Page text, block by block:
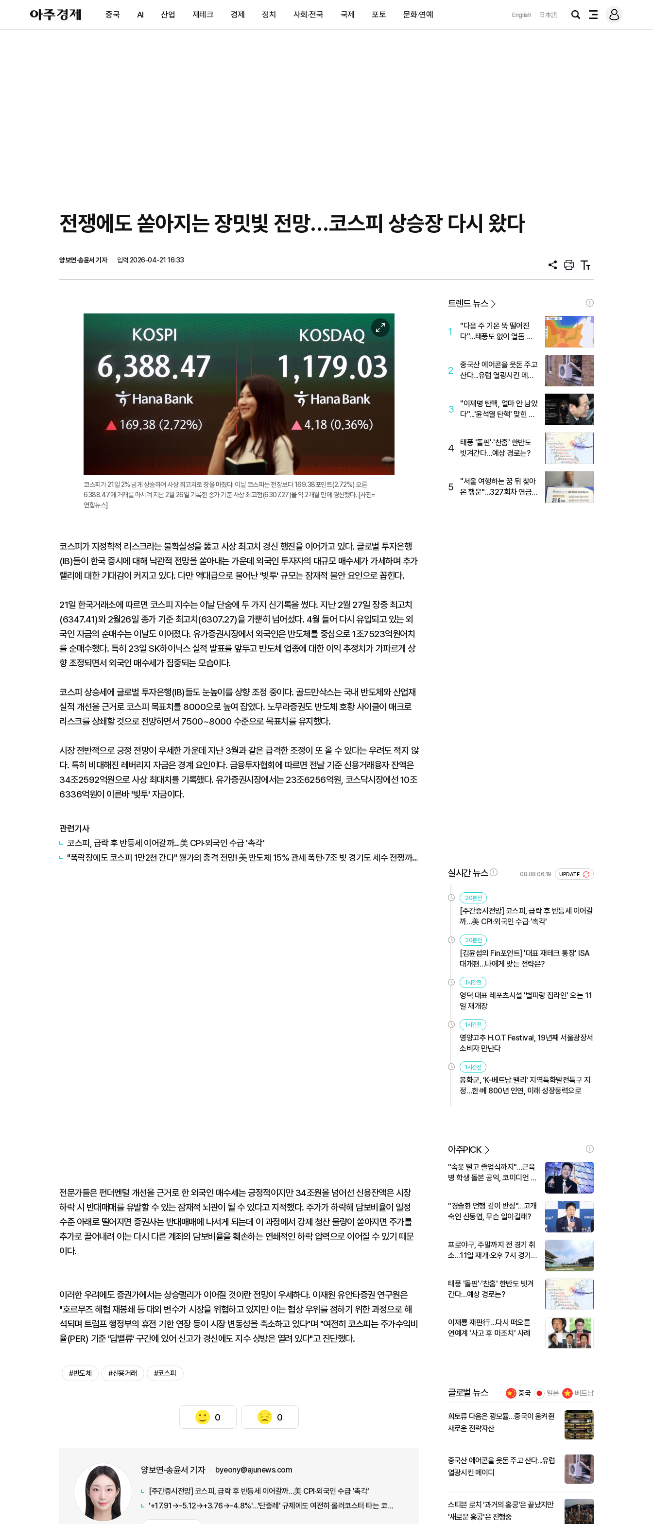
아
주
제
중국 AI 산업 재테크 경제 정치 사회·전국 국제 포토 문화·연예 English 日本語
검
전
메
그
전쟁에도 쏟아지는 장밋빛 전망…코스피 상승장 다시 왔다
양보연·송윤서 기자
입력 2026-04-21 16:33
공
프
트
텍
트
이
미
지
확
대
코스피가 21일 2% 넘게 상승하며 사상 최고치로 장을 마쳤다. 이날 코스피는 전장보다 169.38포인트(2.72%) 오른
6388.47에 거래를 마치며 지난 2월 26일 기록한 종가 기준 사상 최고점(6307.27)을 약 2개월 만에 경신했다. [사진=
연합뉴스]
코스피가 지정학적 리스크라는 불확실성을 뚫고 사상 최고치 경신 행진을 이어가고 있다. 글로벌 투자은행
(IB)들이 한국 증시에 대해 낙관적 전망을 쏟아내는 가운데 외국인 투자자의 대규모 매수세가 가세하며 추가
랠리에 대한 기대감이 커지고 있다. 다만 역대급으로 불어난 '빚투' 규모는 잠재적 불안 요인으로 꼽힌다.
21일 한국거래소에 따르면 코스피 지수는 이날 단숨에 두 가지 신기록을 썼다. 지난 2월 27일 장중 최고치
(6347.41)와 2월26일 종가 기준 최고치(6307.27)을 가뿐히 넘어섰다. 4월 들어 다시 유입되고 있는 외
국인 자금의 순매수는 이날도 이어졌다. 유가증권시장에서 외국인은 반도체를 중심으로 1조7523억원어치
를 순매수했다. 특히 23일 SK하이닉스 실적 발표를 앞두고 반도체 업종에 대한 이익 추정치가 가파르게 상
향 조정되면서 외국인 매수세가 집중되는 모습이다.
코스피 상승세에 글로벌 투자은행(IB)들도 눈높이를 상향 조정 중이다. 골드만삭스는 국내 반도체와 산업재
실적 개선을 근거로 코스피 목표치를 8000으로 높여 잡았다. 노무라증권도 반도체 호황 사이클이 매크로
리스크를 상쇄할 것으로 전망하면서 7500~8000 수준으로 목표치를 유지했다.
시장 전반적으로 긍정 전망이 우세한 가운데 지난 3월과 같은 급격한 조정이 또 올 수 있다는 우려도 적지 않
다. 특히 비대해진 레버리지 자금은 경계 요인이다. 금융투자협회에 따르면 전날 기준 신용거래융자 잔액은
34조2592억원으로 사상 최대치를 기록했다. 유가증권시장에서는 23조6256억원, 코스닥시장에선 10조
6336억원이 이른바 '빚투' 자금이다.
관련기사
코스피, 급락 후 반등세 이어갈까…美 CPI·외국인 수급 '촉각'
"폭락장에도 코스피 1만2천 간다" 월가의 충격 전망! 美 반도체 15% 관세 폭탄·7조 빚 경기도 세수 전쟁까지
전문가들은 펀더멘털 개선을 근거로 한 외국인 매수세는 긍정적이지만 34조원을 넘어선 신용잔액은 시장
하락 시 반대매매를 유발할 수 있는 잠재적 뇌관이 될 수 있다고 지적했다. 주가가 하락해 담보비율이 일정
수준 아래로 떨어지면 증권사는 반대매매에 나서게 되는데 이 과정에서 강제 청산 물량이 쏟아지면 주가를
추가로 끌어내려 이는 다시 다른 계좌의 담보비율을 훼손하는 연쇄적인 하락 압력으로 이어질 수 있기 때문
이다.
이러한 우려에도 증권가에서는 상승랠리가 이어질 것이란 전망이 우세하다. 이재원 유안타증권 연구원은
"호르무즈 해협 재봉쇄 등 대외 변수가 시장을 위협하고 있지만 이는 협상 우위를 점하기 위한 과정으로 해
석되며 트럼프 행정부의 휴전 기한 연장 등이 시장 변동성을 축소하고 있다"며 "여전히 코스피는 주가수익비
율(PER) 기준 '딥밸류' 구간에 있어 신고가 경신에도 지수 상방은 열려 있다"고 진단했다.
#반도체 #신용거래 #코스피
0 0
양보연·송윤서 기자 byeony@ajunews.com
[주간증시전망] 코스피, 급락 후 반등세 이어갈까…美 CPI·외국인 수급 '촉각'
'+17.91→-5.12→+3.76→-4.8%'…'단종레' 규제에도 여전히 롤러코스터 타는 코스피
트렌드 뉴스
1
"다음 주 기온 뚝 떨어진
다"…태풍도 없이 열돔 박
2
중국산 에어콘을 웃돈 주고
산다...유럽 열광시킨 메이
3
"이재명 탄핵, 얼마 안 남았
다"...'윤석열 탄핵' 맞힌 무
4
태풍 '돌핀'·'찬홈' 한반도
빗겨간다…예상 경로는?
5
"서울 여행하는 꿈 뒤 찾아
온 행운"…327회차 연금
실시간 뉴스 08.08 06:19 UPDATE
20분전
[주간증시전망] 코스피, 급락 후 반등세 이어갈
까…美 CPI·외국인 수급 '촉각'
20분전
[김윤섭의 Fin포인트] '대표 재테크 통장' ISA
대개편…나에게 맞는 전략은?
1시간전
영덕 대표 레포츠시설 '별파랑 집라인' 오는 11
일 재개장
1시간전
영양고추 H.O.T Festival, 19년째 서울광장서
소비자 만난다
1시간전
봉화군, 'K-베트남 밸리' 지역특화발전특구 지
정…한·베 800년 인연, 미래 성장동력으로
아주PICK
"속옷 빨고 졸업식까지"…근육
병 학생 돌본 공익, 코미디언 김
"경솔한 언행 깊이 반성"…고개
숙인 신동엽, 무슨 일이길래?
프로야구, 주말까지 전 경기 취
소…11일 재개·오후 7시 경기
태풍 '돌핀'·'찬홈' 한반도 빗겨
간다…예상 경로는?
이재룡 재판行…다시 떠오른
연예계 '사고 후 미조치' 사례
글로벌 뉴스 중국 일본 베트남
희토류 다음은 광모듈…중국이 움켜쥔
새로운 전략자산
중국산 에어콘을 웃돈 주고 산다...유럽
열광시킨 메이디
스티븐 로치 '과거의 홍콩'은 끝났지만
'새로운 홍콩'은 진행중